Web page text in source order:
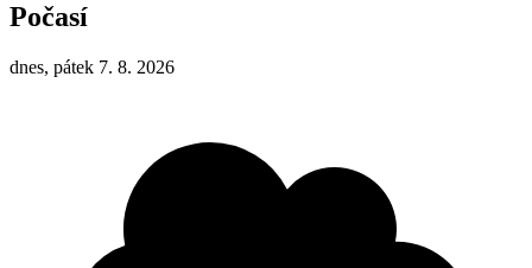
Počasí
dnes, pátek 7. 8. 2026